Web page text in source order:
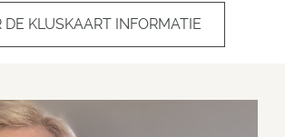
DE KLUSKAART INFORMATIE